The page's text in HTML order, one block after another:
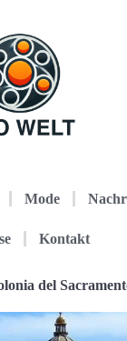
Mode
Kontakt
del